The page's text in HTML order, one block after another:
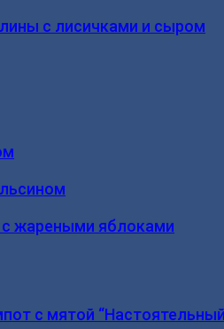
с лисичками и сыром
жареными яблоками
с мятой